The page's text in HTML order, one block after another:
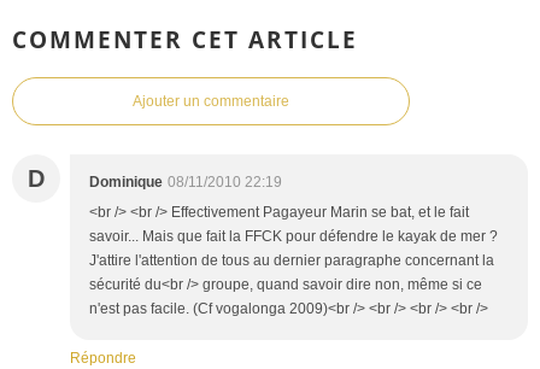
COMMENTER CET ARTICLE
Ajouter un commentaire
D Dominique 08/11/2010 22:19
<br /> <br /> Effectivement Pagayeur Marin se bat, et le fait
savoir... Mais que fait la FFCK pour défendre le kayak de mer ?
J'attire l'attention de tous au dernier paragraphe concernant la
sécurité du<br /> groupe, quand savoir dire non, même si ce
n'est pas facile. (Cf vogalonga 2009)<br /> <br /> <br /> <br />
Répondre